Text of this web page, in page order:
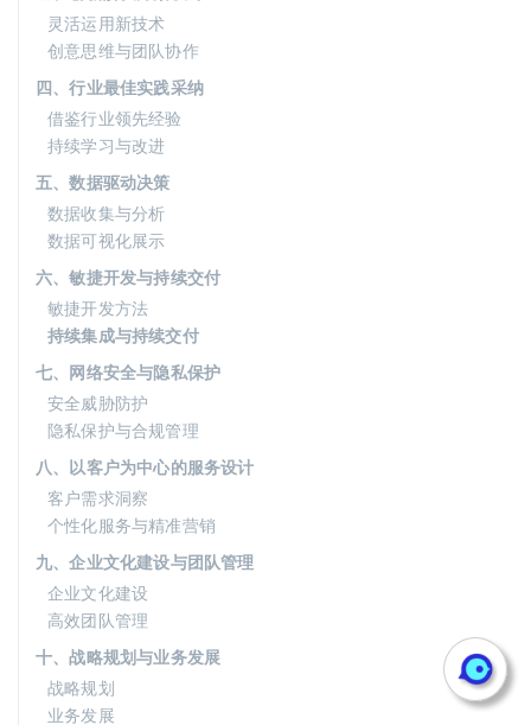
灵活运用新技术
创意思维与团队协作
四、行业最佳实践采纳
借鉴行业领先经验
持续学习与改进
五、数据驱动决策
数据收集与分析
数据可视化展示
六、敏捷开发与持续交付
敏捷开发方法
持续集成与持续交付
七、网络安全与隐私保护
安全威胁防护
隐私保护与合规管理
八、以客户为中心的服务设计
客户需求洞察
个性化服务与精准营销
九、企业文化建设与团队管理
企业文化建设
高效团队管理
十、战略规划与业务发展
战略规划
业务发展